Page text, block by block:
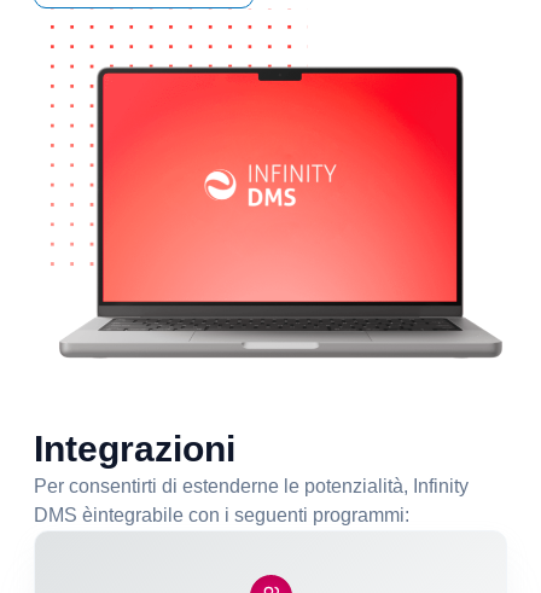
Integrazioni
Per consentirti di estenderne le potenzialità, Infinity
DMS èintegrabile con i seguenti programmi: